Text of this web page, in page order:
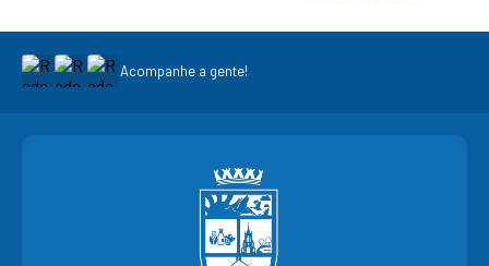
Acompanhe a gente!